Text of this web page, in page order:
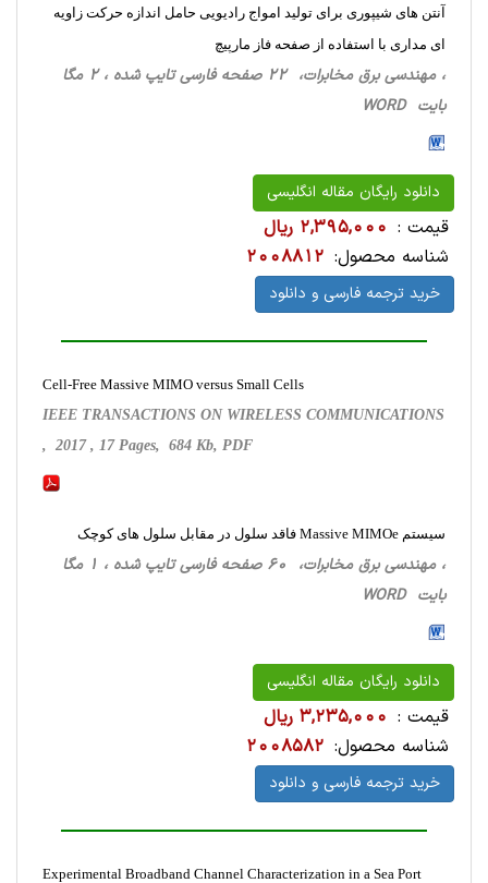
آنتن های شیپوری برای تولید امواج رادیویی حامل اندازه حرکت زاویه
ای مداری با استفاده از صفحه فاز مارپیچ
، مهندسی برق مخابرات، 22 صفحه فارسی تایپ شده ، 2 مگا
بایت WORD
دانلود رایگان مقاله انگلیسی
قیمت : 2,395,000 ریال
شناسه محصول: 2008812
خرید ترجمه فارسی و دانلود
Cell-Free Massive MIMO versus Small Cells
IEEE TRANSACTIONS ON WIRELESS COMMUNICATIONS
, 2017 , 17 Pages, 684 Kb, PDF
سیستم Massive MIMOe فاقد سلول در مقابل سلول های کوچک
، مهندسی برق مخابرات، 60 صفحه فارسی تایپ شده ، 1 مگا
بایت WORD
دانلود رایگان مقاله انگلیسی
قیمت : 3,235,000 ریال
شناسه محصول: 2008582
خرید ترجمه فارسی و دانلود
Experimental Broadband Channel Characterization in a Sea Port